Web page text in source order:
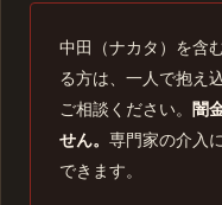
中田（ナカタ）を含
る方は、一人で抱え
ご相談ください。 闇
せん。 専門家の介入
できます。